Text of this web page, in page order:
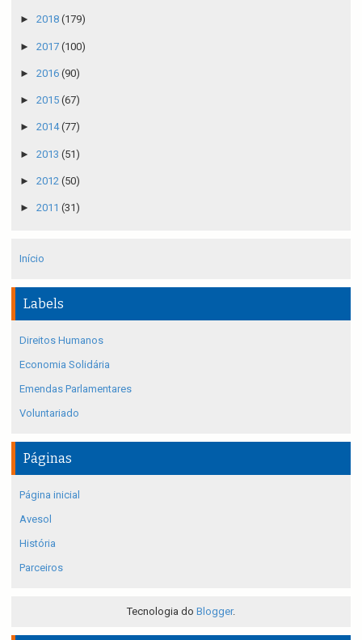
► 2018 (179)
► 2017 (100)
► 2016 (90)
► 2015 (67)
► 2014(77)
► 2013 (51)
► 2012 (50)
► 2011 (31)
Início
Labels
Direitos Humanos
Economia Solidária
Emendas Parlamentares
Voluntariado
Páginas
Página inicial
Avesol
História
Parceiros
Tecnologia do Blogger.